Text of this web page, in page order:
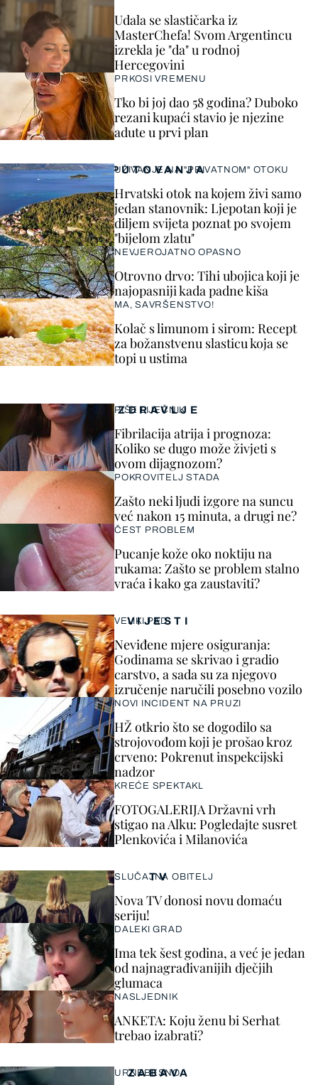
VIJESTI
VELIKI PAD
Neviđene mjere osiguranja:
Godinama se skrivao i gradio
carstvo, a sada su za njegovo
izručenje naručili posebno vozilo
NOVI INCIDENT NA PRUZI
HŽ otkrio što se dogodilo sa
strojovođom koji je prošao kroz
crveno: Pokrenut inspekcijski
nadzor
KREĆE SPEKTAKL
FOTOGALERIJA Državni vrh
stigao na Alku: Pogledajte susret
Plenkovića i Milanovića
Udala se slastičarka iz
MasterChefa! Svom Argentincu
izrekla je "da" u rodnoj
Hercegovini
PRKOSI VREMENU
Tko bi joj dao 58 godina? Duboko
rezani kupaći stavio je njezine
adute u prvi plan
ZDRAVLJE
PIŠE LIJEČNIK
Fibrilacija atrija i prognoza:
Koliko se dugo može živjeti s
ovom dijagnozom?
POKROVITELJ STADA
Zašto neki ljudi izgore na suncu
već nakon 15 minuta, a drugi ne?
ČEST PROBLEM
Pucanje kože oko noktiju na
rukama: Zašto se problem stalno
vraća i kako ga zaustaviti?
ZABAVA
URNEBESNO
TV
SLUČAJNA OBITELJ
Nova TV donosi novu domaću
seriju!
DALEKI GRAD
Ima tek šest godina, a već je jedan
od najnagrađivanijih dječjih
glumaca
NASLJEDNIK
ANKETA: Koju ženu bi Serhat
trebao izabrati?
PUTOVANJA
UŽIVANJE NA "PRIVATNOM" OTOKU
Hrvatski otok na kojem živi samo
jedan stanovnik: Ljepotan koji je
diljem svijeta poznat po svojem
"bijelom zlatu"
NEVJEROJATNO OPASNO
Otrovno drvo: Tihi ubojica koji je
najopasniji kada padne kiša
MA, SAVRŠENSTVO!
Kolač s limunom i sirom: Recept
za božanstvenu slasticu koja se
topi u ustima